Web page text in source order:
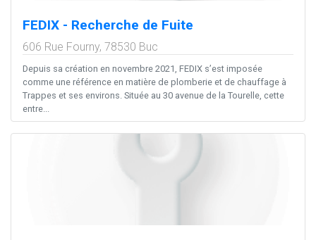
FEDIX - Recherche de Fuite
606 Rue Fourny, 78530 Buc
Depuis sa création en novembre 2021, FEDIX s’est imposée
comme une référence en matière de plomberie et de chauffage à
Trappes et ses environs. Située au 30 avenue de la Tourelle, cette
entre...